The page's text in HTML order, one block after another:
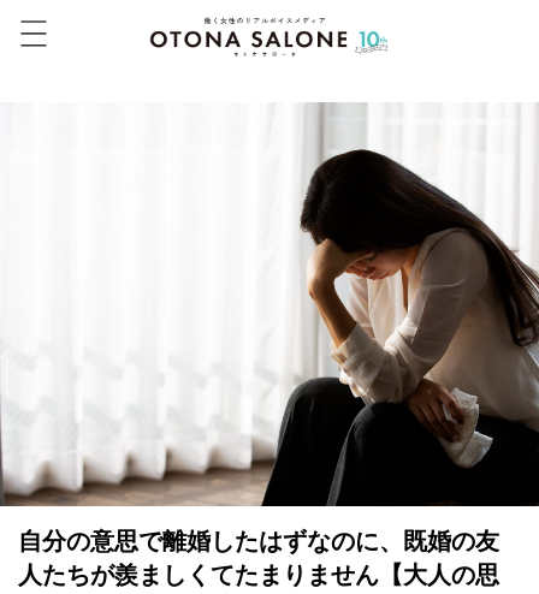
自分の意思で離婚したはずなのに、既婚の友
人たちが羨ましくてたまりません【大人の思